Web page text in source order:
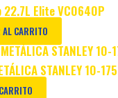
22.7L Elite VC0640P
CARRITO
STANLEY 10-175